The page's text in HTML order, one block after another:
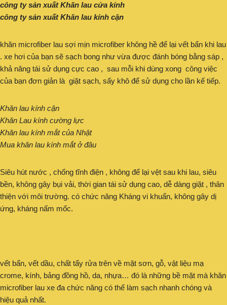
công ty sản xuất Khăn lau cửa kính
công ty sản xuất Khăn lau kính cận
khăn microfiber lau sợi mịn microfiber không hề để lại vết bẩn khi lau
. xe hơi của bạn sẽ sạch bong như vừa được đánh bóng bằng sáp ,
khả năng tái sử dụng cực cao , sau mỗi khi dùng xong công việc
của bạn đơn giản là giặt sạch, sấy khô để sử dụng cho lần kế tiếp.
Khăn lau kính cận
Khăn Lau kính cường lực
Khăn lau kính mắt của Nhật
Mua khăn lau kính mắt ở đâu
Siêu hút nước , chống tĩnh điện , không để lại vệt sau khi lau, siêu
bền, không gây bụi vải, thời gian tái sử dụng cao, dễ dàng giặt , thân
thiện với môi trường. có chức năng Kháng vi khuẩn, không gây dị
ứng, kháng nấm mốc.
vết bẩn, vết dầu, chất tẩy rửa trên về mặt sơn, gỗ, vật liệu mạ
crome, kính, bảng đồng hồ, da, nhựa… đó là những bề mặt mà khăn
microfiber lau xe đa chức năng có thể làm sạch nhanh chóng và
hiệu quả nhất.